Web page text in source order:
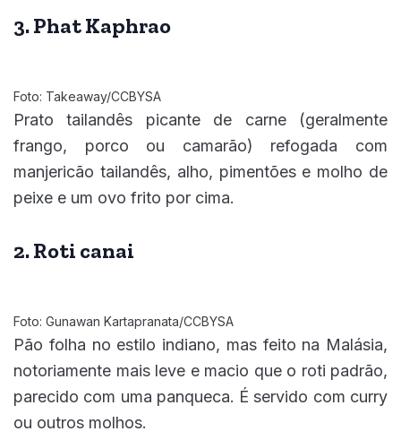
3. Phat Kaphrao
Foto: Takeaway/CCBYSA
Prato tailandês picante de carne (geralmente
frango, porco ou camarão) refogada com
manjericão tailandês, alho, pimentões e molho de
peixe e um ovo frito por cima.
2. Roti canai
Foto: Gunawan Kartapranata/CCBYSA
Pão folha no estilo indiano, mas feito na Malásia,
notoriamente mais leve e macio que o roti padrão,
parecido com uma panqueca. É servido com curry
ou outros molhos.